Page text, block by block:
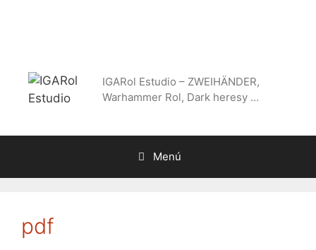
IGARol Estudio – ZWEIHÄNDER,
Warhammer Rol, Dark heresy …
Menú
pdf